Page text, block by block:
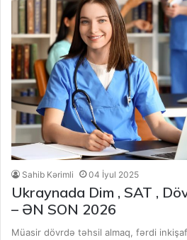
Sahib Kərimli 04 İyul 2025
Ukraynada Dim , SAT ,
– ƏN SON 2026
Müasir dövrdə təhsil almaq, fərdi